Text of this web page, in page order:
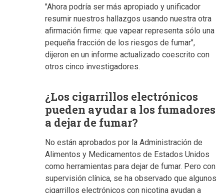
"Ahora podría ser más apropiado y unificador
resumir nuestros hallazgos usando nuestra otra
afirmación firme: que vapear representa sólo una
pequeña fracción de los riesgos de fumar",
dijeron en un informe actualizado coescrito con
otros cinco investigadores.
¿Los cigarrillos electrónicos
pueden ayudar a los fumadores
a dejar de fumar?
No están aprobados por la Administración de
Alimentos y Medicamentos de Estados Unidos
como herramientas para dejar de fumar. Pero con
supervisión clínica, se ha observado que algunos
cigarrillos electrónicos con nicotina ayudan a